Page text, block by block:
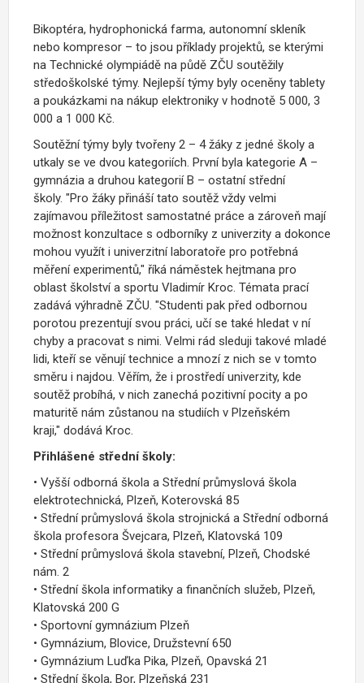
Bikoptéra, hydrophonická farma, autonomní skleník
nebo kompresor – to jsou příklady projektů, se kterými
na Technické olympiádě na půdě ZČU soutěžily
středoškolské týmy. Nejlepší týmy byly oceněny tablety
a poukázkami na nákup elektroniky v hodnotě 5 000, 3
000 a 1 000 Kč.
Soutěžní týmy byly tvořeny 2 – 4 žáky z jedné školy a
utkaly se ve dvou kategoriích. První byla kategorie A –
gymnázia a druhou kategorií B – ostatní střední
školy. "Pro žáky přináší tato soutěž vždy velmi
zajímavou příležitost samostatné práce a zároveň mají
možnost konzultace s odborníky z univerzity a dokonce
mohou využít i univerzitní laboratoře pro potřebná
měření experimentů," říká náměstek hejtmana pro
oblast školství a sportu Vladimír Kroc. Témata prací
zadává výhradně ZČU. "Studenti pak před odbornou
porotou prezentují svou práci, učí se také hledat v ní
chyby a pracovat s nimi. Velmi rád sleduji takové mladé
lidi, kteří se věnují technice a mnozí z nich se v tomto
směru i najdou. Věřím, že i prostředí univerzity, kde
soutěž probíhá, v nich zanechá pozitivní pocity a po
maturitě nám zůstanou na studiích v Plzeňském
kraji," dodává Kroc.
Přihlášené střední školy:
• Vyšší odborná škola a Střední průmyslová škola
elektrotechnická, Plzeň, Koterovská 85
• Střední průmyslová škola strojnická a Střední odborná
škola profesora Švejcara, Plzeň, Klatovská 109
• Střední průmyslová škola stavební, Plzeň, Chodské
nám. 2
• Střední škola informatiky a finančních služeb, Plzeň,
Klatovská 200 G
• Sportovní gymnázium Plzeň
• Gymnázium, Blovice, Družstevní 650
• Gymnázium Luďka Pika, Plzeň, Opavská 21
• Střední škola, Bor, Plzeňská 231